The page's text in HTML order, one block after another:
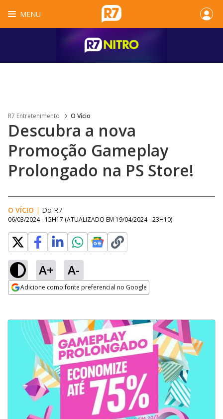
MENU
R7 Entretenimento O Vício
Descubra a nova
Promoção Gameplay
Prolongado na PS Store!
O VÍCIO | Do R7
06/03/2024 - 15H17 (ATUALIZADO EM 19/04/2024 - 23H10)
A+ A-
Adicione como fonte preferencial no Google